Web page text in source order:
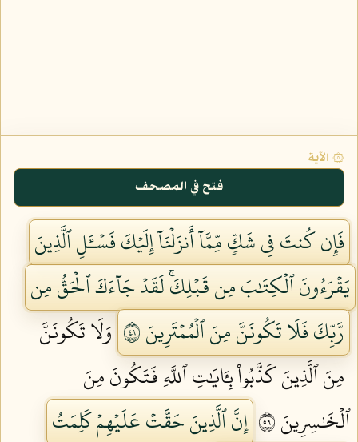
۞ الآية
فتح في المصحف
فَإِن كُنتَ فِي شَكّٖ مِّمَّآ أَنزَلۡنَآ إِلَيۡكَ فَسۡـَٔلِ ٱلَّذِينَ
يَقۡرَءُونَ ٱلۡكِتَٰبَ مِن قَبۡلِكَۚ لَقَدۡ جَآءَكَ ٱلۡحَقُّ مِن
رَّبِّكَ فَلَا تَكُونَنَّ مِنَ ٱلۡمُمۡتَرِينَ ٩٤
وَلَا تَكُونَنَّ
مِنَ ٱلَّذِينَ كَذَّبُواْ بِـَٔايَٰتِ ٱللَّهِ فَتَكُونَ مِنَ
ٱلۡخَٰسِرِينَ ٩٥
إِنَّ ٱلَّذِينَ حَقَّتۡ عَلَيۡهِمۡ كَلِمَتُ